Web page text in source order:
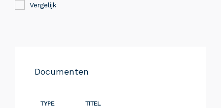
Vergelijk
Documenten
TYPE TITEL